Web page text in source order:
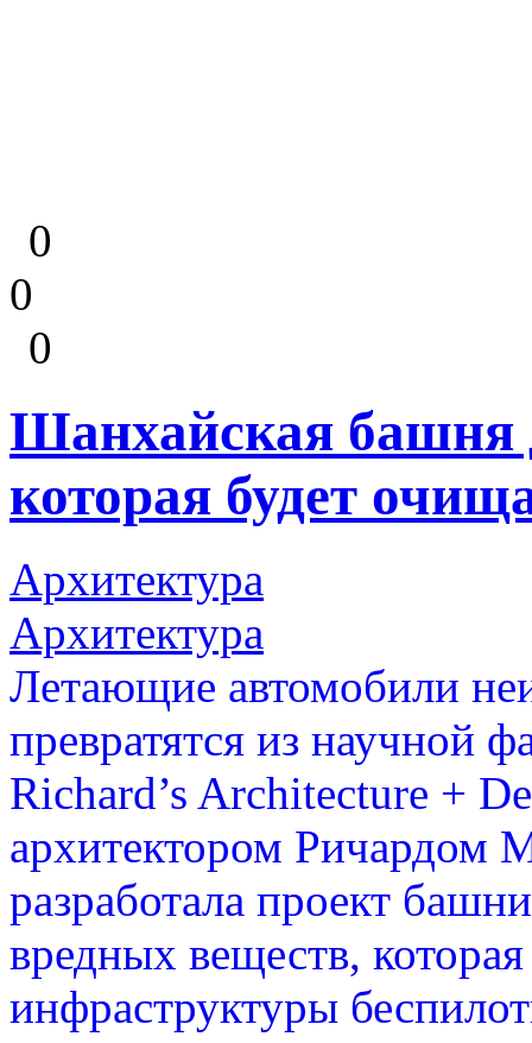
0
0
0
Шанхайская башня
которая будет
Архитектура
Архитектура
Летающие автомобили
превратятся из научной
Richard’s Architecture +
архитектором Ричардом
разработала проект
вредных веществ,
инфраструктуры